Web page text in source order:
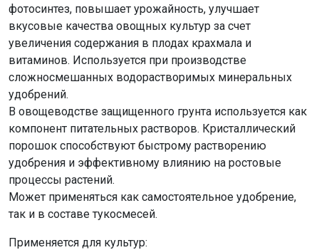
фотосинтез, повышает урожайность, улучшает
вкусовые качества овощных культур за счет
увеличения содержания в плодах крахмала и
витаминов. Используется при производстве
сложносмешанных водорастворимых минеральных
удобрений.
В овощеводстве защищенного грунта используется как
компонент питательных растворов. Кристаллический
порошок способствуют быстрому растворению
удобрения и эффективному влиянию на ростовые
процессы растений.
Может применяться как самостоятельное удобрение,
так и в составе тукосмесей.
Применяется для культур: